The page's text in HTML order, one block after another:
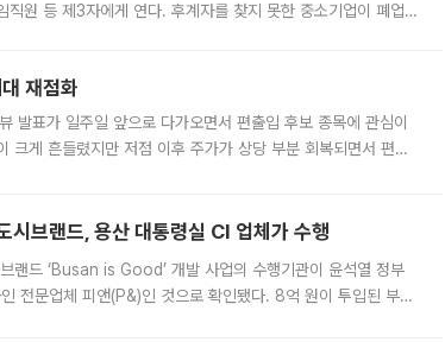
직원 등 제3자에게 연다. 후계자를 찾지 못한 중소기업이 폐업
재점화
발표가 일주일 앞으로 다가오면서 편출입 후보 종목에 관심이
크게 흔들렸지만 저점 이후 주가가 상당 부분 회복되면서 편입
브랜드, 용산 대통령실 CI 업체가 수행
랜드 ‘Busan is Good’ 개발 사업의 수행기관이 윤석열 정부
전문업체 피앤(P&)인 것으로 확인됐다. 8억 원이 투입된 부산